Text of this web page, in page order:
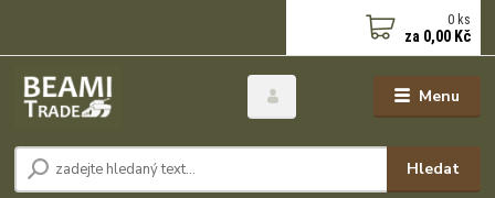
Menu
Hledat
0 ks
za 0,00 Kč